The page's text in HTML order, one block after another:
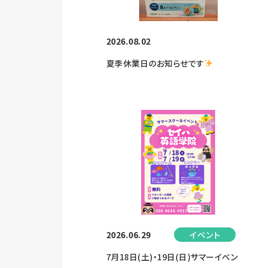
2026.08.02
夏季休業日のお知らせです
2026.06.29
イベント
7月18日(土)・19日(日)サマーイベン